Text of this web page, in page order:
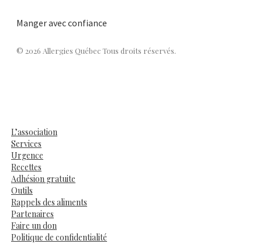
Manger avec confiance
© 2026 Allergies Québec Tous droits réservés.
L’association
Services
Urgence
Recettes
Adhésion gratuite
Outils
Rappels des aliments
Partenaires
Faire un don
Politique de confidentialité